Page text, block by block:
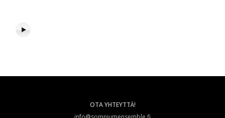
OTA YHTEYTTÄ!